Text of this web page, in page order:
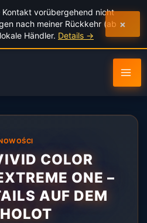
vorübergehend nicht
nach meiner Rückkehr (ab
Händler. Details →
×
COLOR
ONE –
AUF DEM